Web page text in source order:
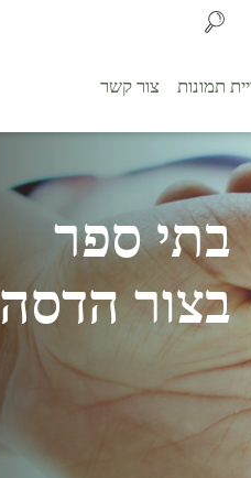
תמונות צור קשר
בתי ספר
בצור הדסה